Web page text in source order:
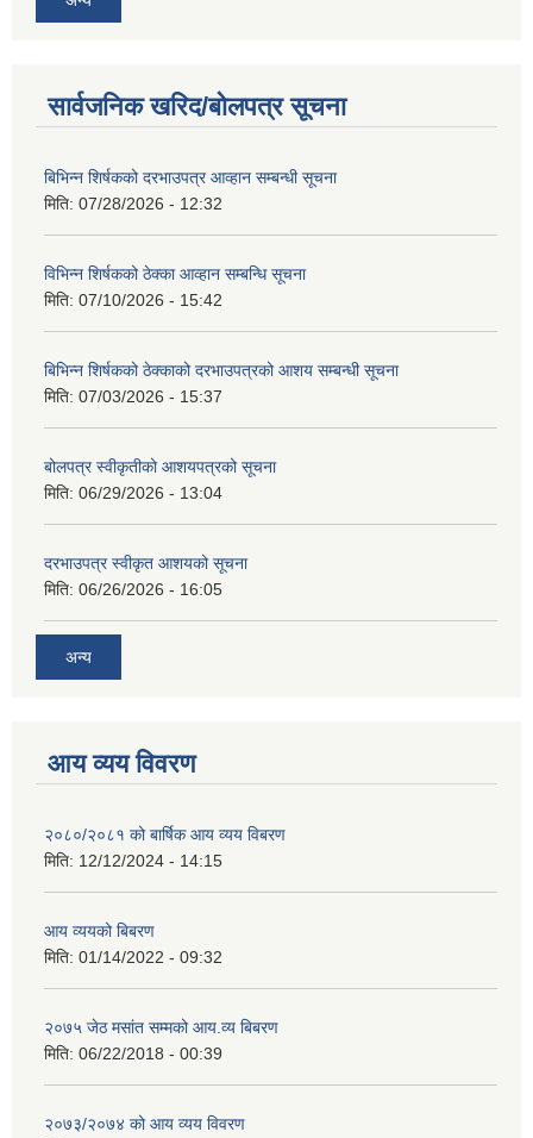
सार्वजनिक खरिद/बोलपत्र सूचना
बिभिन्‍न शिर्षकको दरभाउपत्र आव्हान सम्बन्धी सूचना
मिति: 07/28/2026 - 12:32
विभिन्न शिर्षकको ठेक्का आव्हान सम्बन्धि सूचना
मिति: 07/10/2026 - 15:42
बिभिन्‍न शिर्षकको ठेक्काको दरभाउपत्रको आशय सम्बन्धी सूचना
मिति: 07/03/2026 - 15:37
बोलपत्र स्वीकृतीको आशयपत्रको सूचना
मिति: 06/29/2026 - 13:04
दरभाउपत्र स्वीकृत आशयको सूचना
मिति: 06/26/2026 - 16:05
अन्य
आय व्यय विवरण
२०८०/२०८१ को बार्षिक आय व्यय विबरण
मिति: 12/12/2024 - 14:15
आय व्ययको बिबरण
मिति: 01/14/2022 - 09:32
२०७५ जेठ मसांत सम्मको आय.व्य बिबरण
मिति: 06/22/2018 - 00:39
२०७३/२०७४ को आय व्यय विवरण